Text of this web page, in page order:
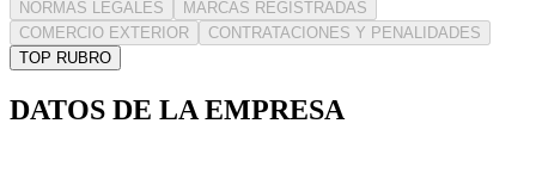
NORMAS LEGALES
MARCAS REGISTRADAS
COMERCIO EXTERIOR
CONTRATACIONES Y PENALIDADES
TOP RUBRO
DATOS DE LA EMPRESA